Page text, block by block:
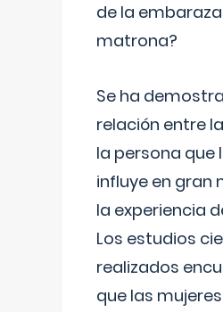
de la
matrona?
Se ha
relación entre
la persona que
influye en gran
la experiencia
Los estudios
realizados
que las